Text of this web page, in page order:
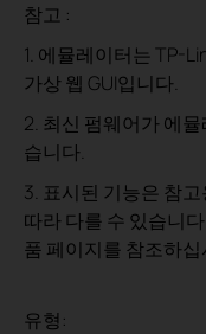
참고 :
1. 에뮬레이터는 TP-
가상 웹 GUI입니다.
2. 최신 펌웨어가 에
습니다.
3. 표시된 기능은 참
따라 다를 수 있습니
품 페이지를 참조하십
유형: